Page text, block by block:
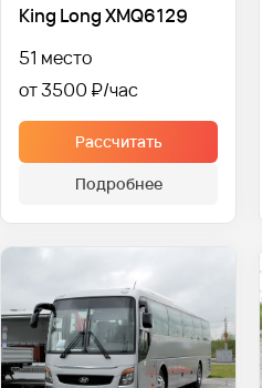
King Long XMQ6129
51 место
от 3500 ₽
Рассчитать
Подробнее